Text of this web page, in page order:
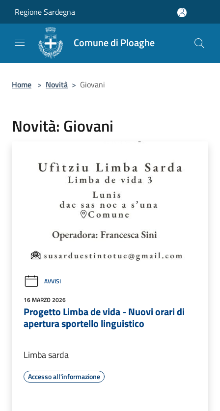
Regione Sardegna
Comune di Ploaghe
Home > Novità > Giovani
Novità: Giovani
AVVISI
16 MARZO 2026
Progetto Limba de vida - Nuovi orari di
apertura sportello linguistico
Limba sarda
Accesso all'informazione